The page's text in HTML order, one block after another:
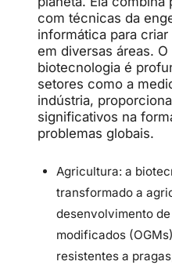
com técnicas da
informática para
em diversas áreas.
biotecnologia é
setores como a
indústria,
significativos na
problemas globais.
Agricultura: a
transformado a
desenvolvimento
modificados
resistentes a